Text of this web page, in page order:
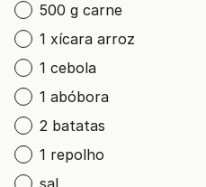
500 g carne
1 xícara arroz
1 cebola
1 abóbora
2 batatas
1 repolho
sal